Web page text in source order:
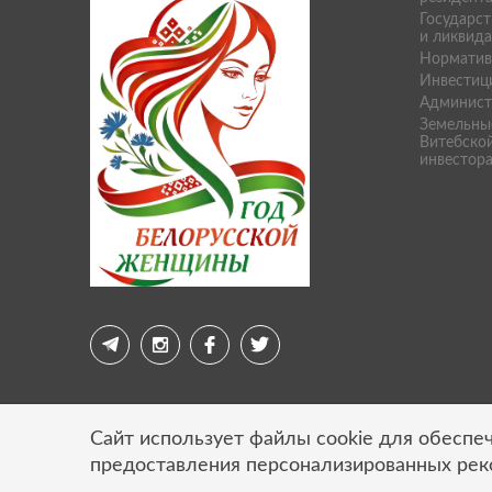
и
© 2026 Свободная экономическая зона «Витебск»
Сайт использует файлы cookie для
предоставления персонализированных